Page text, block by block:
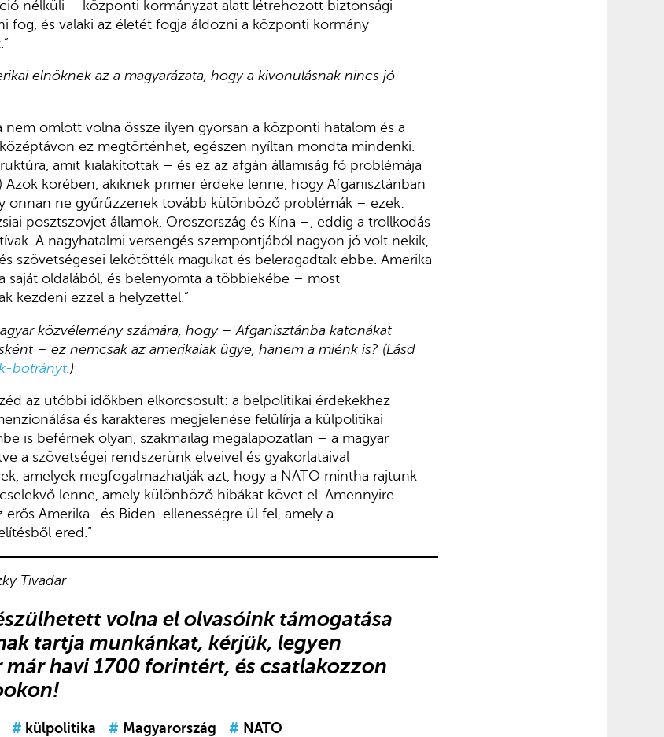
nélküli – központi kormányzat alatt létrehozott biztonsági
fog, és valaki az életét fogja áldozni a központi kormány
elnöknek az a magyarázata, hogy a kivonulásnak nincs jó
nem omlott volna össze ilyen gyorsan a központi hatalom és a
ez megtörténhet, egészen nyíltan mondta mindenki.
amit kialakítottak – és ez az afgán államiság fő problémája
körében, akiknek primer érdeke lenne, hogy Afganisztánban
onnan ne gyűrűzzenek tovább különböző problémák – ezek:
posztszovjet államok, Oroszország és Kína –, eddig a trollkodás
A nagyhatalmi versengés szempontjából nagyon jó volt nekik,
szövetségesei lekötötték magukat és beleragadtak ebbe. Amerika
saját oldalából, és belenyomta a többiekébe – most
kezdeni ezzel a helyzettel.”
közvélemény számára, hogy – Afganisztánba katonákat
– ez nemcsak az amerikaiak ügye, hanem a miénk is? (Lásd
botrányt .)
az utóbbi időkben elkorcsosult: a belpolitikai érdekekhez
és karakteres megjelenése felülírja a külpolitikai
is beférnek olyan, szakmailag megalapozatlan – a magyar
a szövetségei rendszerünk elveivel és gyakorlataival
amelyek megfogalmazhatják azt, hogy a NATO mintha rajtunk
lenne, amely különböző hibákat követ el. Amennyire
Amerika- és Biden-ellenességre ül fel, amely a
ered.”
Tivadar
volna el olvasóink támogatása
tartja munkánkat, kérjük, legyen
havi 1700 forintért, és csatlakozzon
!
# külpolitika # Magyarország # NATO